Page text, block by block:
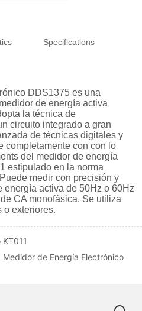
Specifications
Medidor de Energía Electrónico